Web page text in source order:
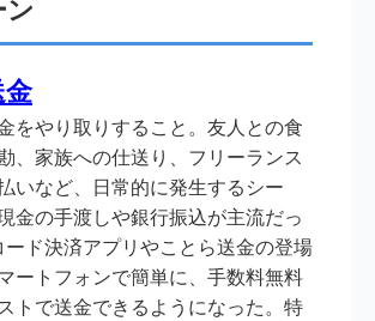
をやり取りすること。友人との食
、家族への仕送り、フリーランス
いなど、日常的に発生するシー
金の手渡しや銀行振込が主流だっ
ド決済アプリやことら送金の登場
ートフォンで簡単に、手数料無料
トで送金できるようになった。特